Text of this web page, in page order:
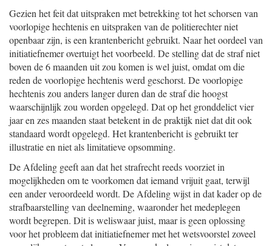
Gezien het feit dat uitspraken met betrekking tot het schorsen van
voorlopige hechtenis en uitspraken van de politierechter niet
openbaar zijn, is een krantenbericht gebruikt. Naar het oordeel van
initiatiefnemer overtuigt het voorbeeld. De stelling dat de straf niet
boven de 6 maanden uit zou komen is wel juist, omdat om die
reden de voorlopige hechtenis werd geschorst. De voorlopige
hechtenis zou anders langer duren dan de straf die hoogst
waarschijnlijk zou worden opgelegd. Dat op het gronddelict vier
jaar en zes maanden staat betekent in de praktijk niet dat dit ook
standaard wordt opgelegd. Het krantenbericht is gebruikt ter
illustratie en niet als limitatieve opsomming.
De Afdeling geeft aan dat het strafrecht reeds voorziet in
mogelijkheden om te voorkomen dat iemand vrijuit gaat, terwijl
een ander veroordeeld wordt. De Afdeling wijst in dat kader op de
strafbaarstelling van deelneming, waaronder het medeplegen
wordt begrepen. Dit is weliswaar juist, maar is geen oplossing
voor het probleem dat initiatiefnemer met het wetsvoorstel zoveel